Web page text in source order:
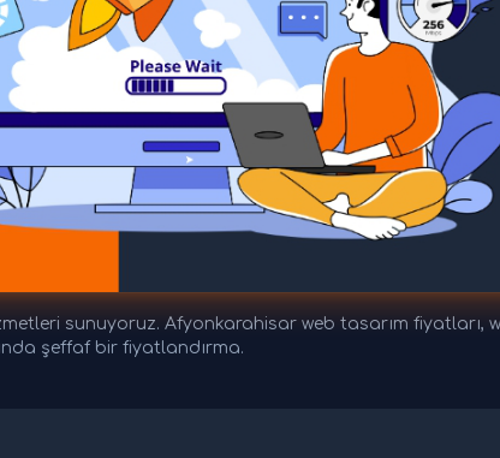
sunuyoruz. Afyonkarahisar web tasarım fiyatları,
şeffaf bir fiyatlandırma.